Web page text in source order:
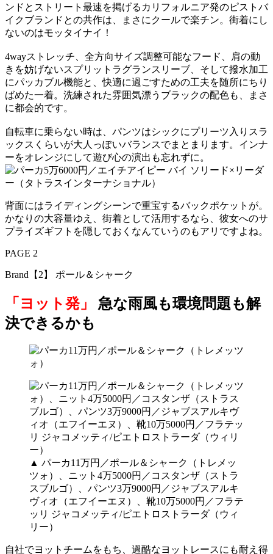
ンドとストリート最速を掲げるカリフォルニア発のピストバ
イクブランドとの共作は、まさにクールで楽チン。街着にし
ないのはモッタイナイ！
4wayストレッチ、全方向サイズ調整可能なフード、肩の動
きを妨げないスプリットラグランスリーブ、そして撥水加工
にパッカブル機能と、快適に過ごすための工夫を随所にちり
ばめた一着。洗練された雰囲気漂うブラックの配色も、まさ
に都会的です。
自転車に乗らない時は、パンツはシックにプリーツ入りスラ
ックスくらいが大人っぽいバランスでまとまります。インナ
ーをオレンジにして遊び心の演出も忘れずに。
背面にはライディングシーンで重宝するバックポケットが。
かなりの大容量ゆえ、街着として活用するなら、彼女へのサ
プライズギフトを隠しておくなんていうのもアリですよね。
PAGE 2
Brand【2】 ポール＆シャーク
「ヨット発」 急な雨風も環境問題も解
決できるかも
▲ パーカ11万円／ポール＆シャーク（トレメッ
ツォ）、ニット4万5000円／コスタンザ（ストラ
スブルゴ）、パンツ3万9000円／ジャブスアルキ
ヴィオ（エフイーエヌ）、靴10万5000円／フラテ
ッリ ジャコメッティ/ピエトロストラーダ（ウィ
リー）
自社でヨットチームをもち、過酷なヨットレースにも耐え得